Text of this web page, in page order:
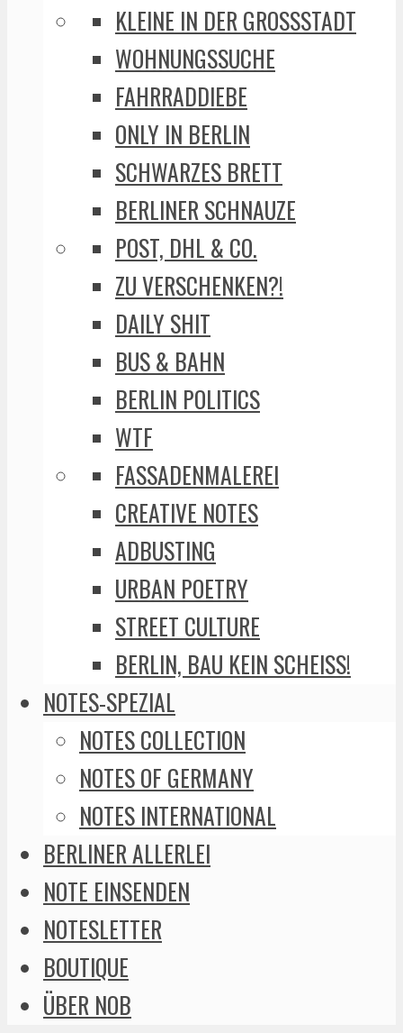
KLEINE IN DER GROSSSTADT
WOHNUNGSSUCHE
FAHRRADDIEBE
ONLY IN BERLIN
SCHWARZES BRETT
BERLINER SCHNAUZE
POST, DHL & CO.
ZU VERSCHENKEN?!
DAILY SHIT
BUS & BAHN
BERLIN POLITICS
WTF
FASSADENMALEREI
CREATIVE NOTES
ADBUSTING
URBAN POETRY
STREET CULTURE
BERLIN, BAU KEIN SCHEISS!
NOTES-SPEZIAL
NOTES COLLECTION
NOTES OF GERMANY
NOTES INTERNATIONAL
BERLINER ALLERLEI
NOTE EINSENDEN
NOTESLETTER
BOUTIQUE
ÜBER NOB